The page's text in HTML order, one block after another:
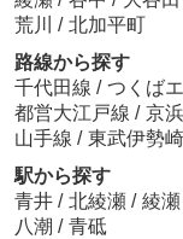
荒川 / 北加平町
路線から探す
千代田線 / つくば
都営大江戸線 / 京
山手線 / 東武伊勢
駅から探す
青井 / 北綾瀬 / 綾瀬
八潮 / 青砥